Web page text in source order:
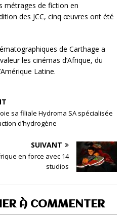
métrages de fiction en
des JCC, cinq œuvres ont été
de Carthage a
les cinémas d’Afrique, du
Latine.
sa filiale Hydroma SA spécialisée
d’hydrogène
SUIVANT
en force avec 14
studios
À COMMENTER